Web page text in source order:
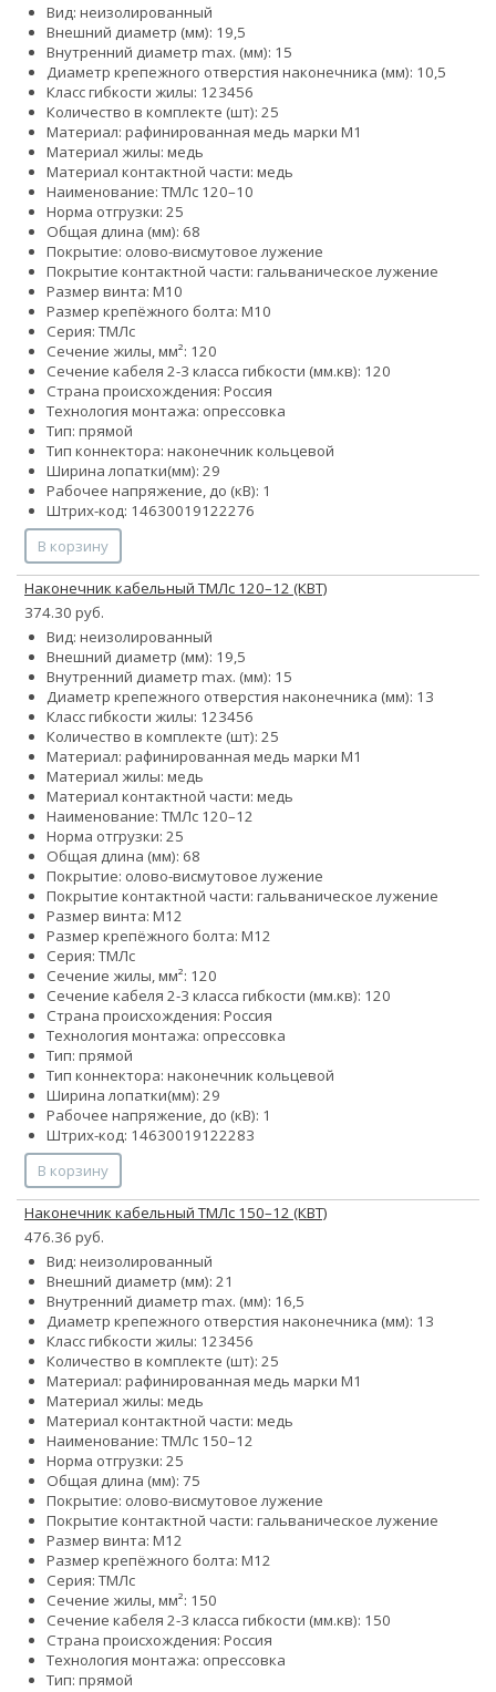
Вид: неизолированный
Внешний диаметр (мм): 19,5
Внутренний диаметр max. (мм): 15
Диаметр крепежного отверстия наконечника (мм): 10,5
Класс гибкости жилы: 123456
Количество в комплекте (шт): 25
Материал: рафинированная медь марки М1
Материал жилы: медь
Материал контактной части: медь
Наименование: ТМЛс 120–10
Норма отгрузки: 25
Общая длина (мм): 68
Покрытие: олово-висмутовое лужение
Покрытие контактной части: гальваническое лужение
Размер винта: М10
Размер крепёжного болта: М10
Серия: ТМЛс
Сечение жилы, мм²: 120
Сечение кабеля 2-3 класса гибкости (мм.кв): 120
Страна происхождения: Россия
Технология монтажа: опрессовка
Тип: прямой
Тип коннектора: наконечник кольцевой
Ширина лопатки(мм): 29
Рабочее напряжение, до (кВ): 1
Штрих-код: 14630019122276
В корзину
Наконечник кабельный ТМЛс 120–12 (КВТ)
374.30 руб.
Вид: неизолированный
Внешний диаметр (мм): 19,5
Внутренний диаметр max. (мм): 15
Диаметр крепежного отверстия наконечника (мм): 13
Класс гибкости жилы: 123456
Количество в комплекте (шт): 25
Материал: рафинированная медь марки М1
Материал жилы: медь
Материал контактной части: медь
Наименование: ТМЛс 120–12
Норма отгрузки: 25
Общая длина (мм): 68
Покрытие: олово-висмутовое лужение
Покрытие контактной части: гальваническое лужение
Размер винта: М12
Размер крепёжного болта: М12
Серия: ТМЛс
Сечение жилы, мм²: 120
Сечение кабеля 2-3 класса гибкости (мм.кв): 120
Страна происхождения: Россия
Технология монтажа: опрессовка
Тип: прямой
Тип коннектора: наконечник кольцевой
Ширина лопатки(мм): 29
Рабочее напряжение, до (кВ): 1
Штрих-код: 14630019122283
В корзину
Наконечник кабельный ТМЛс 150–12 (КВТ)
476.36 руб.
Вид: неизолированный
Внешний диаметр (мм): 21
Внутренний диаметр max. (мм): 16,5
Диаметр крепежного отверстия наконечника (мм): 13
Класс гибкости жилы: 123456
Количество в комплекте (шт): 25
Материал: рафинированная медь марки М1
Материал жилы: медь
Материал контактной части: медь
Наименование: ТМЛс 150–12
Норма отгрузки: 25
Общая длина (мм): 75
Покрытие: олово-висмутовое лужение
Покрытие контактной части: гальваническое лужение
Размер винта: М12
Размер крепёжного болта: М12
Серия: ТМЛс
Сечение жилы, мм²: 150
Сечение кабеля 2-3 класса гибкости (мм.кв): 150
Страна происхождения: Россия
Технология монтажа: опрессовка
Тип: прямой